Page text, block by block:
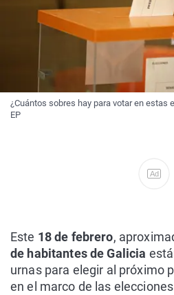
¿Cuántos sobres hay para votar en estas
EP
Ad
Este 18 de febrero,
de habitantes de Galicia
urnas para elegir al próximo
en el marco de las